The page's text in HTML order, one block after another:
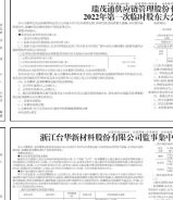
暂时补充
资金已全
因瀚丰
需求以及
况，公司
限自董
专户。
表决结
权。